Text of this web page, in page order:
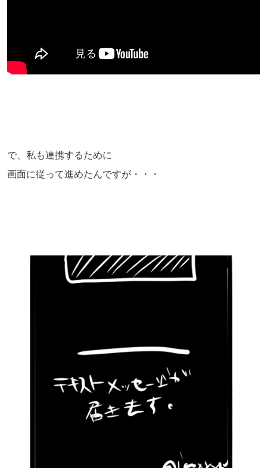
で、私も連携するために
画面に従って進めたんですが・・・